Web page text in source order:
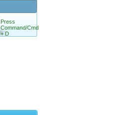
Press
Command/Cmd
+ D